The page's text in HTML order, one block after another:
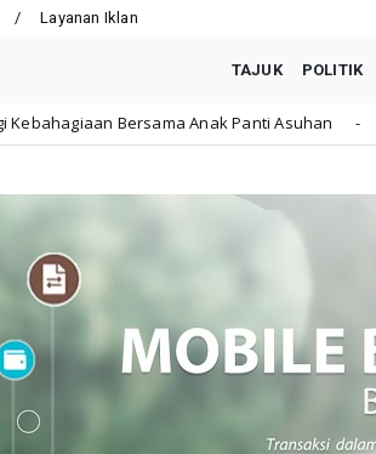
Layanan Iklan
TAJUK POLITIK
Panti Asuhan Daerah Dikbud Kota